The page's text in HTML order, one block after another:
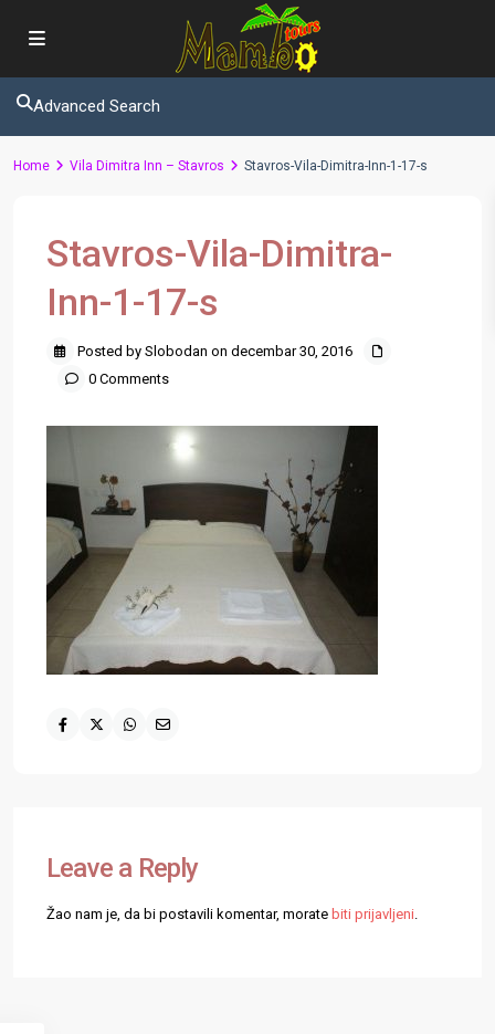
Advanced Search
Home Vila Dimitra Inn – Stavros Stavros-Vila-Dimitra-Inn-1-17-s
Stavros-Vila-Dimitra-
Inn-1-17-s
Posted by Slobodan on decembar 30, 2016
0 Comments
Leave a Reply
Žao nam je, da bi postavili komentar, morate biti prijavljeni.